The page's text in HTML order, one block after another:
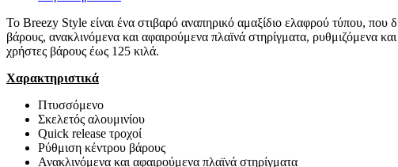
Το Breezy Style είναι ένα στιβαρό αναπηρικό αμαξίδιο ελαφρού τύπου, που
βάρους, ανακλινόμενα και αφαιρούμενα πλαϊνά στηρίγματα, ρυθμιζόμενα
χρήστες βάρους έως 125 κιλά.
Χαρακτηριστικά
Πτυσσόμενο
Σκελετός αλουμινίου
Quick release τροχοί
Ρύθμιση κέντρου βάρους
Ανακλινόμενα και αφαιρούμενα πλαϊνά στηρίγματα